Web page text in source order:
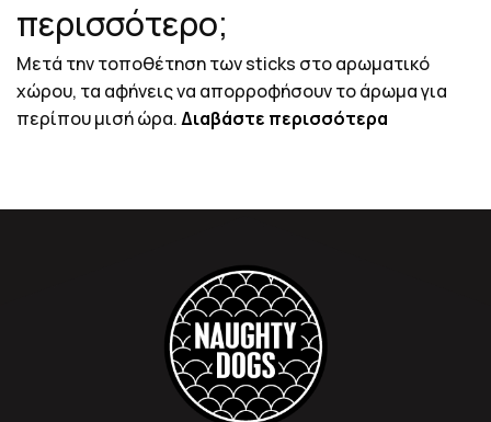
περισσότερο;
Μετά την τοποθέτηση των sticks στο αρωματικό
χώρου, τα αφήνεις να απορροφήσουν το άρωμα για
περίπου μισή ώρα.Διαβάστε περισσότερα